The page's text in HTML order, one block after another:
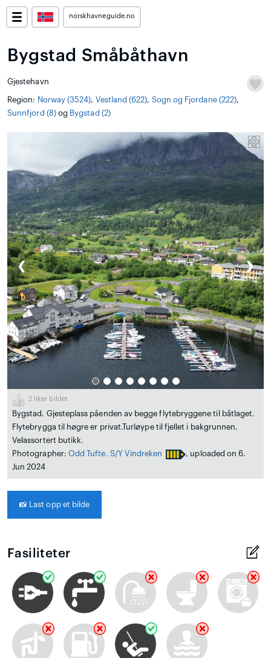
norskhavneguide.no
Bygstad Småbåthavn
Gjestehavn
Region: Norway (3524), Vestland (622), Sogn og Fjordane (222),
Sunnfjord (8)og Bygstad (2)
❮ ❯
2 liker bildet
Bygstad. Gjesteplass påenden av begge flytebryggene til båtlaget.
Flytebrygga til høgre er privat.Turløype til fjellet i bakgrunnen.
Velassortert butikk.
Photographer: Odd Tufte. S/Y Vindreken
, uploaded on 6.
Jun 2024
📸 Last opp et bilde
Fasiliteter